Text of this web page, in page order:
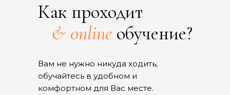
Вам не нужно никуда ходить,
обучайтесь в удобном и
комфортном для Вас месте.
Как проходит
& 0nline обучение?